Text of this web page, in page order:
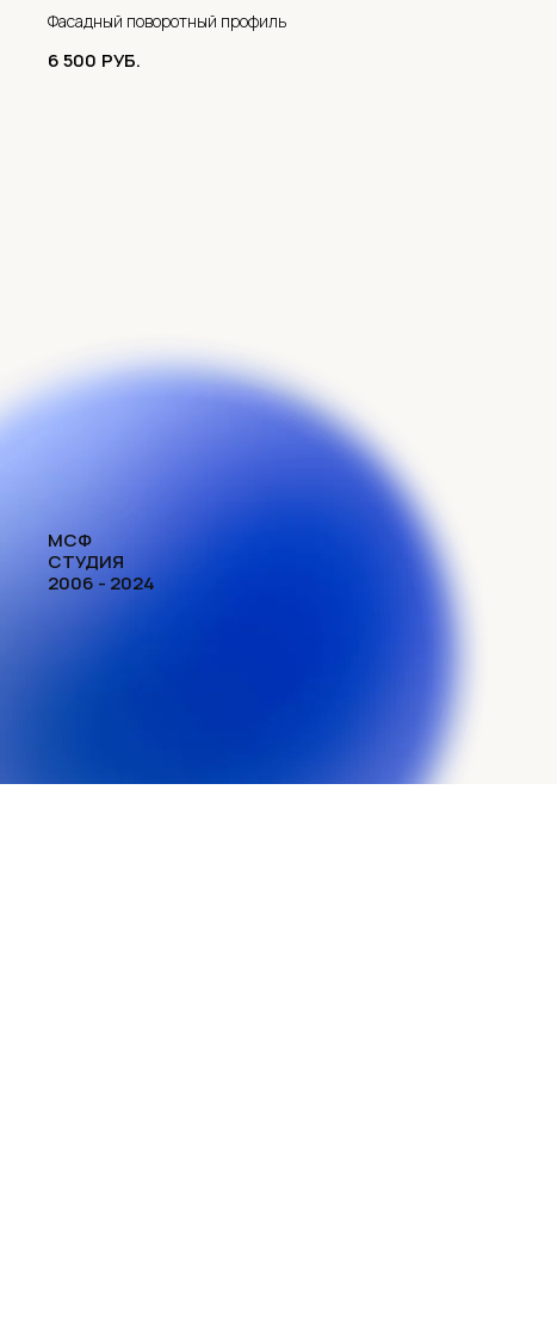
Фасадный поворотный профиль
6 500 РУБ.
МСФ
СТУДИЯ
2006 - 2024